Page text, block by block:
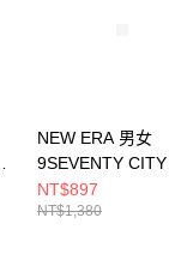
NEW ERA 男女
9SEVENTY CITY
SPORT NE 墨水
NE14499881
NT$897
NT$1,380